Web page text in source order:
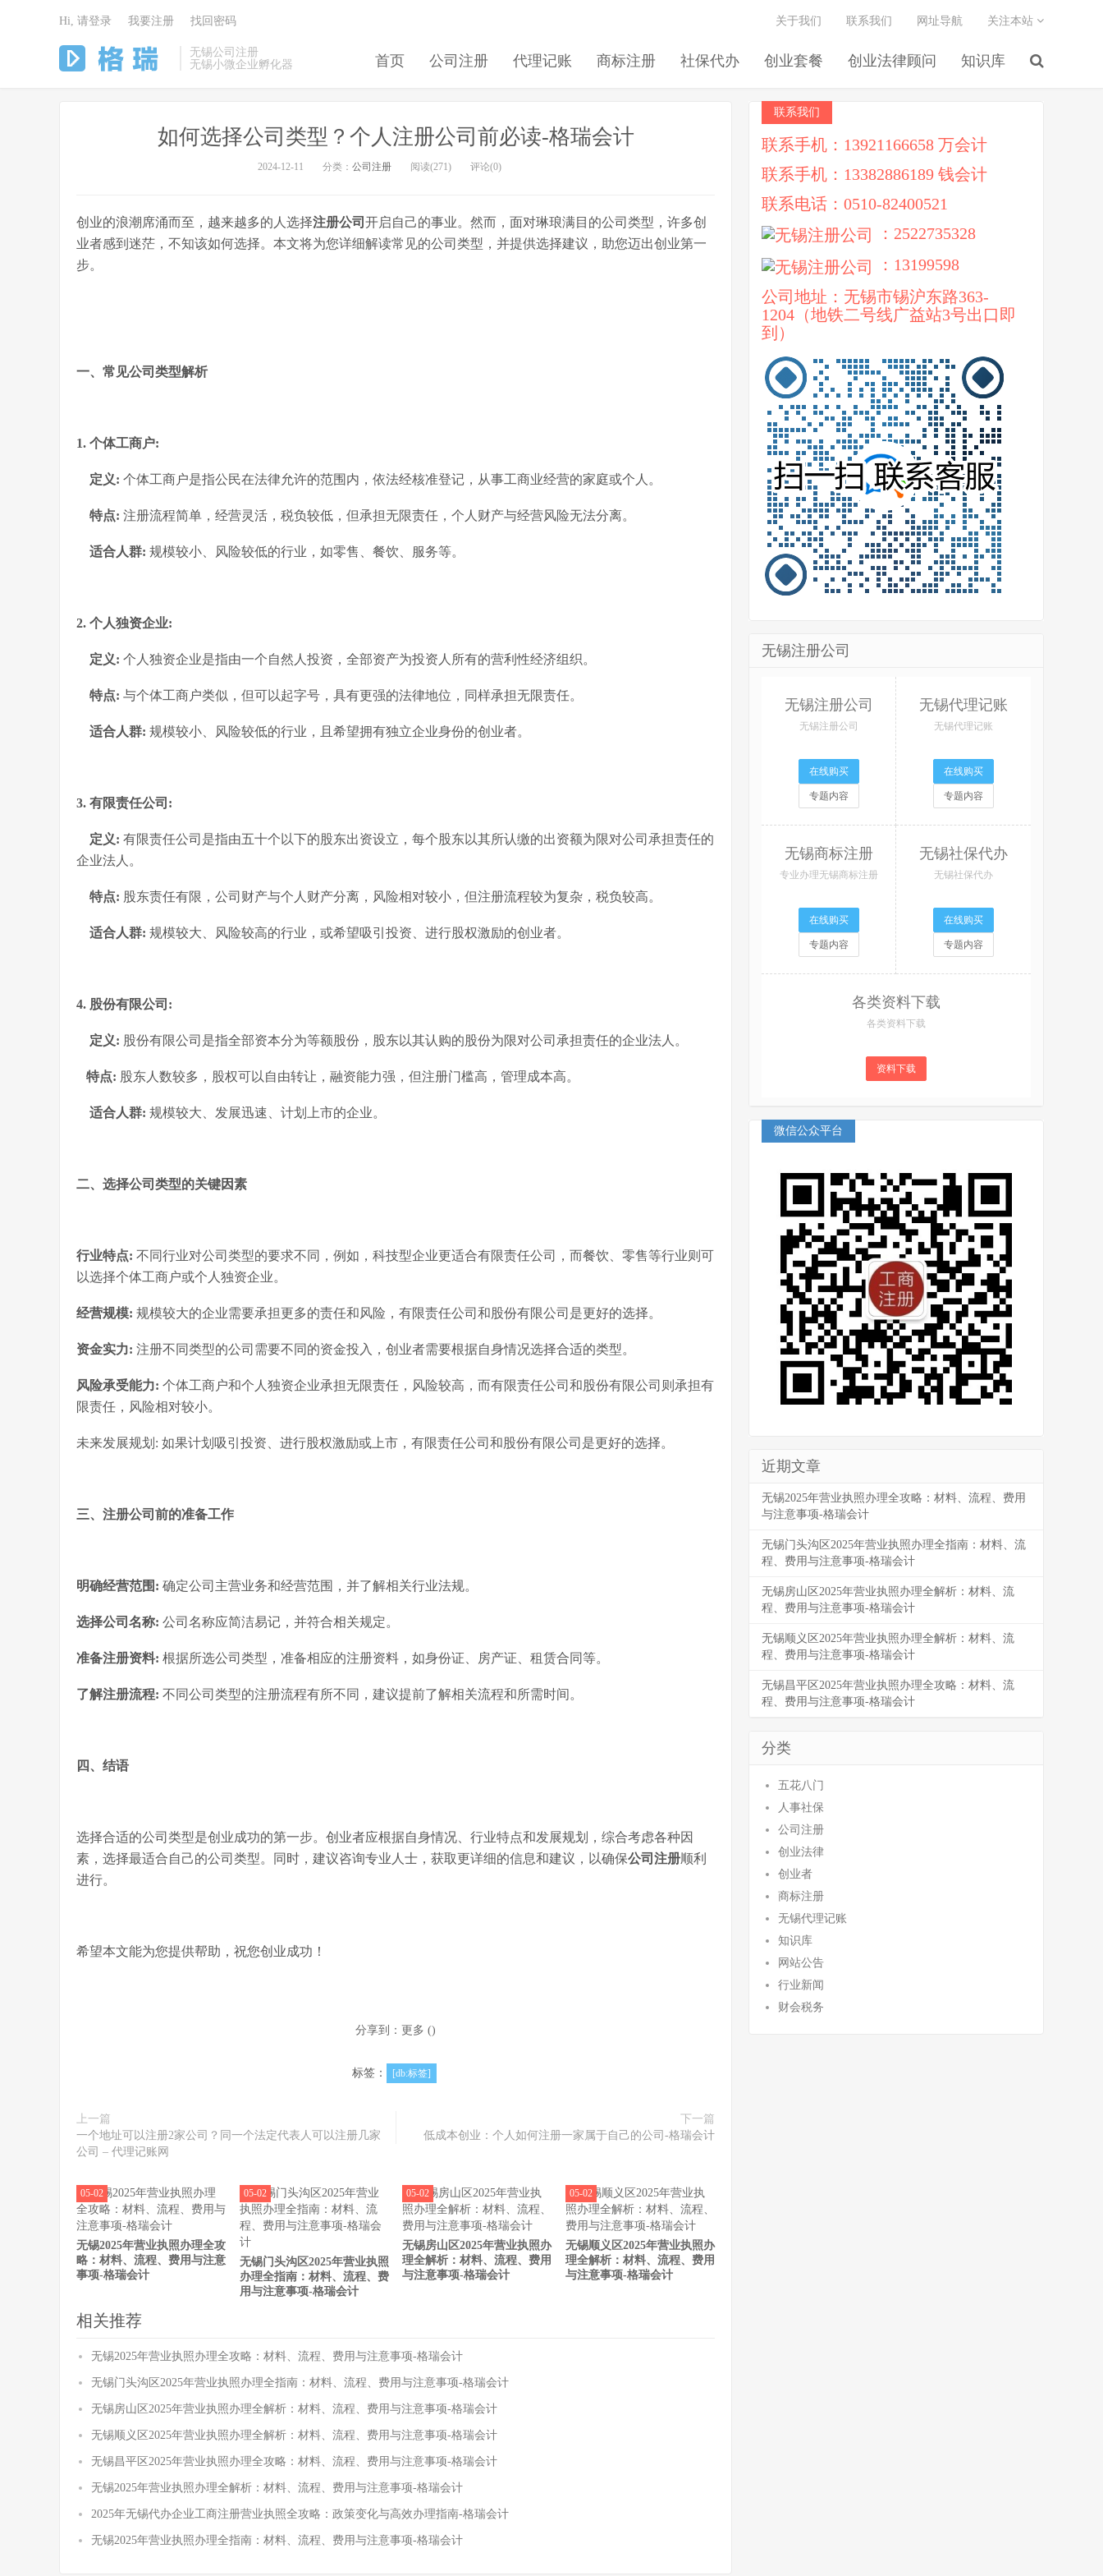
无锡公司注册
无锡小微企业孵化器
首页 公司注册 代理记账 商标注册 社保代办 创业套餐 创业法律顾问 知识库
关于我们 联系我们 网址导航 关注本站
Hi, 请登录 我要注册 找回密码
如何选择公司类型？个人注册公司前必读-格瑞会计
2024-12-11 分类： 公司注册 阅读(271) 评论(0)
创业的浪潮席涌而至，越来越多的人选择注册公司 开启自己的事业。然而，面对琳琅满目的公司类型，许多创
业者感到迷茫，不知该如何选择。本文将为您详细解读常见的公司类型，并提供选择建议，助您迈出创业第一
步。
一、常见公司类型解析
1. 个体工商户:
定义: 个体工商户是指公民在法律允许的范围内，依法经核准登记，从事工商业经营的家庭或个人。
特点: 注册流程简单，经营灵活，税负较低，但承担无限责任，个人财产与经营风险无法分离。
适合人群: 规模较小、风险较低的行业，如零售、餐饮、服务等。
2. 个人独资企业:
定义: 个人独资企业是指由一个自然人投资，全部资产为投资人所有的营利性经济组织。
特点: 与个体工商户类似，但可以起字号，具有更强的法律地位，同样承担无限责任。
适合人群: 规模较小、风险较低的行业，且希望拥有独立企业身份的创业者。
3. 有限责任公司:
定义: 有限责任公司是指由五十个以下的股东出资设立，每个股东以其所认缴的出资额为限对公司承担责任的
企业法人。
特点: 股东责任有限，公司财产与个人财产分离，风险相对较小，但注册流程较为复杂，税负较高。
适合人群: 规模较大、风险较高的行业，或希望吸引投资、进行股权激励的创业者。
4. 股份有限公司:
定义: 股份有限公司是指全部资本分为等额股份，股东以其认购的股份为限对公司承担责任的企业法人。
特点: 股东人数较多，股权可以自由转让，融资能力强，但注册门槛高，管理成本高。
适合人群: 规模较大、发展迅速、计划上市的企业。
二、选择公司类型的关键因素
行业特点: 不同行业对公司类型的要求不同，例如，科技型企业更适合有限责任公司，而餐饮、零售等行业则可
以选择个体工商户或个人独资企业。
经营规模: 规模较大的企业需要承担更多的责任和风险，有限责任公司和股份有限公司是更好的选择。
资金实力: 注册不同类型的公司需要不同的资金投入，创业者需要根据自身情况选择合适的类型。
风险承受能力: 个体工商户和个人独资企业承担无限责任，风险较高，而有限责任公司和股份有限公司则承担有
限责任，风险相对较小。
未来发展规划: 如果计划吸引投资、进行股权激励或上市，有限责任公司和股份有限公司是更好的选择。
三、注册公司前的准备工作
明确经营范围: 确定公司主营业务和经营范围，并了解相关行业法规。
选择公司名称: 公司名称应简洁易记，并符合相关规定。
准备注册资料: 根据所选公司类型，准备相应的注册资料，如身份证、房产证、租赁合同等。
了解注册流程: 不同公司类型的注册流程有所不同，建议提前了解相关流程和所需时间。
四、结语
选择合适的公司类型是创业成功的第一步。创业者应根据自身情况、行业特点和发展规划，综合考虑各种因
素，选择最适合自己的公司类型。同时，建议咨询专业人士，获取更详细的信息和建议，以确保公司注册顺利
进行。
希望本文能为您提供帮助，祝您创业成功！
分享到： 更多 ()
标签： [db:标签]
上一篇
一个地址可以注册2家公司？同一个法定代表人可以注册几家
公司 – 代理记账网
下一篇
低成本创业：个人如何注册一家属于自己的公司-格瑞会计
无锡2025年营业执照办理全攻
略：材料、流程、费用与注意
事项-格瑞会计
05-02
无锡门头沟区2025年营业执照
办理全指南：材料、流程、费
用与注意事项-格瑞会计
05-02
无锡房山区2025年营业执照办
理全解析：材料、流程、费用
与注意事项-格瑞会计
05-02
无锡顺义区2025年营业执照办
理全解析：材料、流程、费用
与注意事项-格瑞会计
05-02
相关推荐
无锡2025年营业执照办理全攻略：材料、流程、费用与注意事项-格瑞会计
无锡门头沟区2025年营业执照办理全指南：材料、流程、费用与注意事项-格瑞会计
无锡房山区2025年营业执照办理全解析：材料、流程、费用与注意事项-格瑞会计
无锡顺义区2025年营业执照办理全解析：材料、流程、费用与注意事项-格瑞会计
无锡昌平区2025年营业执照办理全攻略：材料、流程、费用与注意事项-格瑞会计
无锡2025年营业执照办理全解析：材料、流程、费用与注意事项-格瑞会计
2025年无锡代办企业工商注册营业执照全攻略：政策变化与高效办理指南-格瑞会计
无锡2025年营业执照办理全指南：材料、流程、费用与注意事项-格瑞会计
联系我们
联系手机：13921166658 万会计
联系手机：13382886189 钱会计
联系电话：0510-82400521
：2522735328
：13199598
公司地址：无锡市锡沪东路363-
1204（地铁二号线广益站3号出口即
到）
无锡注册公司
无锡注册公司
无锡注册公司
在线购买
专题内容
无锡代理记账
无锡代理记账
在线购买
专题内容
无锡商标注册
专业办理无锡商标注册
在线购买
专题内容
无锡社保代办
无锡社保代办
在线购买
专题内容
各类资料下载
各类资料下载
资料下载
微信公众平台
近期文章
无锡2025年营业执照办理全攻略：材料、流程、费用
与注意事项-格瑞会计
无锡门头沟区2025年营业执照办理全指南：材料、流
程、费用与注意事项-格瑞会计
无锡房山区2025年营业执照办理全解析：材料、流
程、费用与注意事项-格瑞会计
无锡顺义区2025年营业执照办理全解析：材料、流
程、费用与注意事项-格瑞会计
无锡昌平区2025年营业执照办理全攻略：材料、流
程、费用与注意事项-格瑞会计
分类
五花八门
人事社保
公司注册
创业法律
创业者
商标注册
无锡代理记账
知识库
网站公告
行业新闻
财会税务